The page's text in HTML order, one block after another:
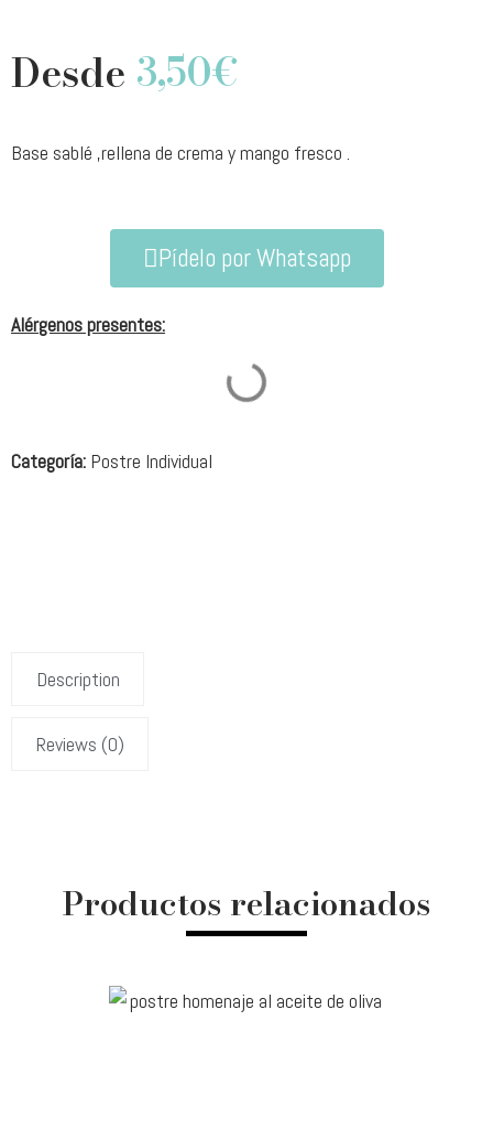
Desde 3,50€
Base sablé ,rellena de crema y mango fresco .
Pídelo por Whatsapp
Alérgenos presentes:
Categoría: Postre Individual
Description
Reviews (0)
Productos relacionados